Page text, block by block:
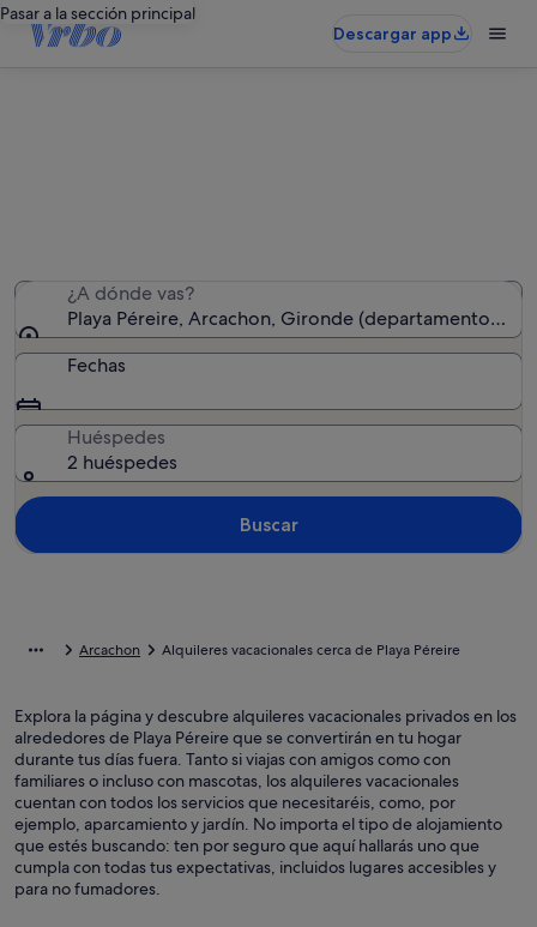
Pasar a la sección principal
Descargar app
¿A dónde vas?
Playa Péreire, Arcachon, Gironde (departamento),
Fechas
Huéspedes
2 huéspedes
Buscar
Arcachon Alquileres vacacionales cerca de Playa Péreire
Explora la página y descubre alquileres vacacionales privados en los
alrededores de Playa Péreire que se convertirán en tu hogar
durante tus días fuera. Tanto si viajas con amigos como con
familiares o incluso con mascotas, los alquileres vacacionales
cuentan con todos los servicios que necesitaréis, como, por
ejemplo, aparcamiento y jardín. No importa el tipo de alojamiento
que estés buscando: ten por seguro que aquí hallarás uno que
cumpla con todas tus expectativas, incluidos lugares accesibles y
para no fumadores.